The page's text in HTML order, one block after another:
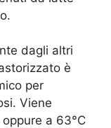
dagli altri
è
per
Viene
a 63°C